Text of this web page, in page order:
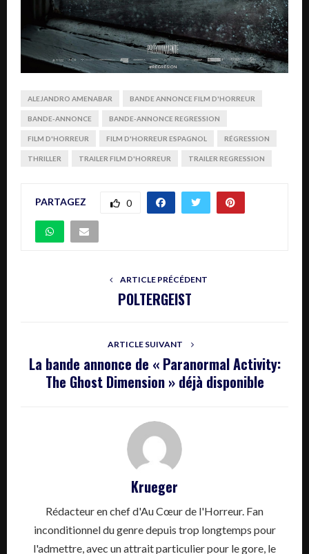
ALEJANDRO AMENABAR BANDE ANNONCE FILM D'HORREUR
BANDE-ANNONCE BANDE-ANNONCE REGRESSION
FILM D'HORREUR FILM D'HORREUR ESPAGNOL RÉGRESSION
THRILLER TRAILER FILM D'HORREUR TRAILER REGRESSION
PARTAGEZ 0
ARTICLE PRÉCÉDENT
POLTERGEIST
ARTICLE SUIVANT
La bande annonce de « Paranormal Activity:
The Ghost Dimension » déjà disponible
Krueger
Rédacteur en chef d'Au Cœur de l'Horreur. Fan
inconditionnel du genre depuis trop longtemps pour
l'admettre, avec un attrait particulier pour le gore, le